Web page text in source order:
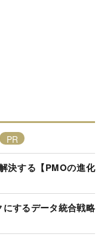
決する【PMOの進化
するデータ統合戦略